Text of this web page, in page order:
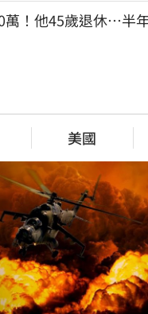
萬！他45歲退休…半
美國